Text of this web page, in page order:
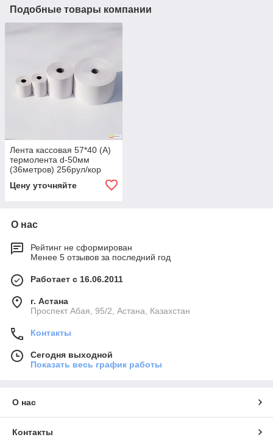
Подобные товары компании
Лента кассовая 57*40 (А)
термолента d-50мм
(36метров) 256рул/кор
Цену уточняйте
О нас
Рейтинг не сформирован
Менее 5 отзывов за последний год
Работает с 16.06.2011
г. Астана
​Проспект Абая, 95/2, Астана, Казахстан
Контакты
Сегодня выходной
Показать весь график работы
О нас
Контакты